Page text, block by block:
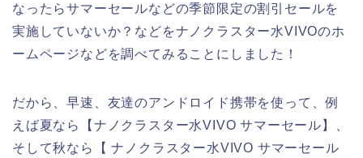
なったらサマーセールなどの季節限定の割引セールを
実施していないか？などをナノクラスター水VIVOのホ
ームページなどを調べてみることにしました！
だから、早速、友達のアンドロイド携帯を使って、例
えば夏なら【ナノクラスター水VIVO サマーセール】、
そして秋なら【 ナノクラスター水VIVO サマーセール